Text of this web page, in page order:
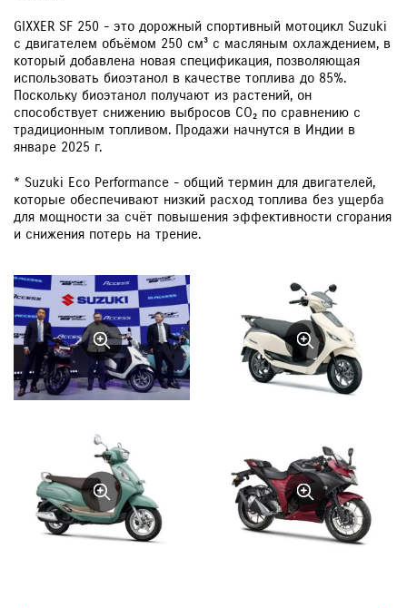
GIXXER SF 250 - это дорожный спортивный мотоцикл Suzuki
с двигателем объёмом 250 см³ с масляным охлаждением, в
который добавлена новая спецификация, позволяющая
использовать биоэтанол в качестве топлива до 85%.
Поскольку биоэтанол получают из растений, он
способствует снижению выбросов CO₂ по сравнению с
традиционным топливом. Продажи начнутся в Индии в
январе 2025 г.
* Suzuki Eco Performance - общий термин для двигателей,
которые обеспечивают низкий расход топлива без ущерба
для мощности за счёт повышения эффективности сгорания
и снижения потерь на трение.